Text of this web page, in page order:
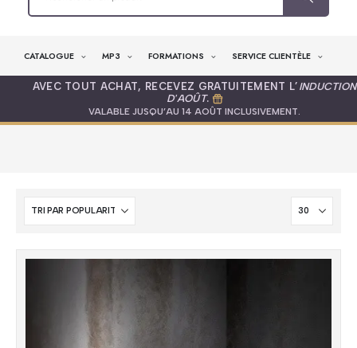
CATALOGUE MP3 FORMATIONS SERVICE CLIENTÈLE
AVEC TOUT ACHAT, RECEVEZ GRATUITEMENT L’ INDUCTION
D'AOÛT.
VALABLE JUSQU’AU 14 AOÛT INCLUSIVEMENT.